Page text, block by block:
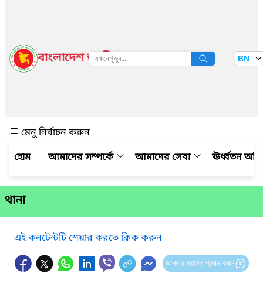
বাংলাদেশ জাতীয় তথ্য বাতায়ন BN
মেনু নির্বাচন করুন
আমাদের সম্পর্কে
আমাদের সেবা ঊর্ধ্বতন
থানা
এই কনটেন্টটি শেয়ার করতে ক্লিক করুন
আপনার মতামত প্রদান করুন